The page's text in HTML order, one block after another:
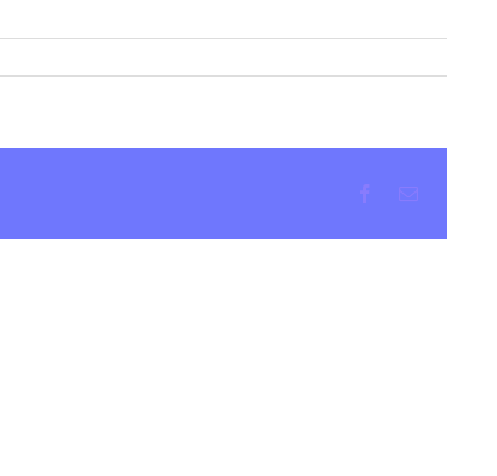
Facebook
E-